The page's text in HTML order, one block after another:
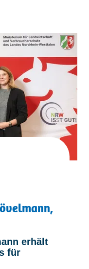
erhält
für